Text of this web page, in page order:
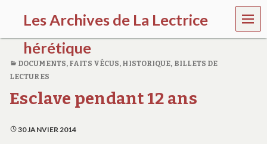
Les Archives de La Lectrice
hérétique
(
2
0
0
-
MEN
U
DOCUMENTS, FAITS VÉCUS, HISTORIQUE, BILLETS DE
LECTURES
Esclave pendant 12 ans
30 JANVIER 2014